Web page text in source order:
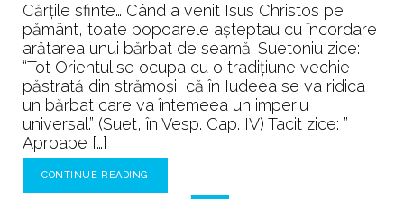
Cărțile sfinte… Când a venit Isus Christos pe
pământ, toate popoarele așteptau cu încordare
arătarea unui bărbat de seamă. Suetoniu zice:
“Tot Orientul se ocupa cu o tradițiune vechie
păstrată din strămoși, că în Iudeea se va ridica
un bărbat care va întemeea un imperiu
universal.” (Suet, în Vesp. Cap. IV) Tacit zice: ”
Aproape […]
CONTINUE READING